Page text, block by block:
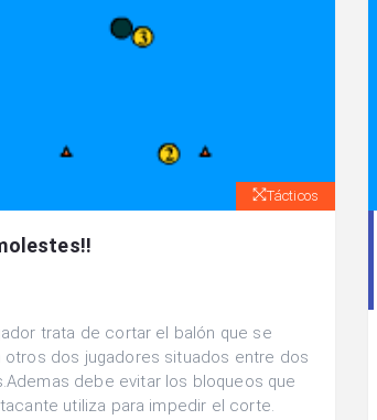
Tácticos
trata de cortar el balón que se
otros dos jugadores situados entre dos
debe evitar los bloqueos que
utiliza para impedir el corte.